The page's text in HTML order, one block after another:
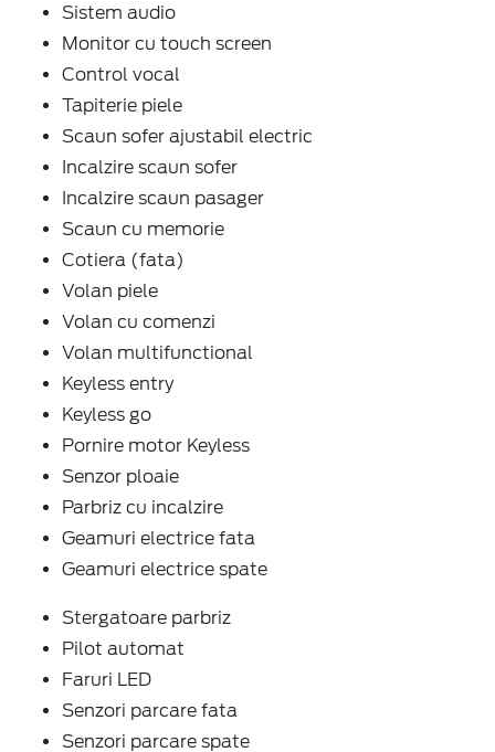
Sistem audio
Monitor cu touch screen
Control vocal
Tapiterie piele
Scaun sofer ajustabil electric
Incalzire scaun sofer
Incalzire scaun pasager
Scaun cu memorie
Cotiera (fata)
Volan piele
Volan cu comenzi
Volan multifunctional
Keyless entry
Keyless go
Pornire motor Keyless
Senzor ploaie
Parbriz cu incalzire
Geamuri electrice fata
Geamuri electrice spate
Stergatoare parbriz
Pilot automat
Faruri LED
Senzori parcare fata
Senzori parcare spate